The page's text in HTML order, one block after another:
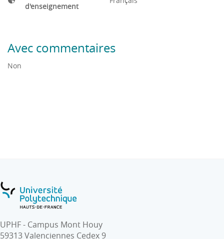
d'enseignement
Avec commentaires
Non
UPHF - Campus Mont Houy
59313 Valenciennes Cedex 9